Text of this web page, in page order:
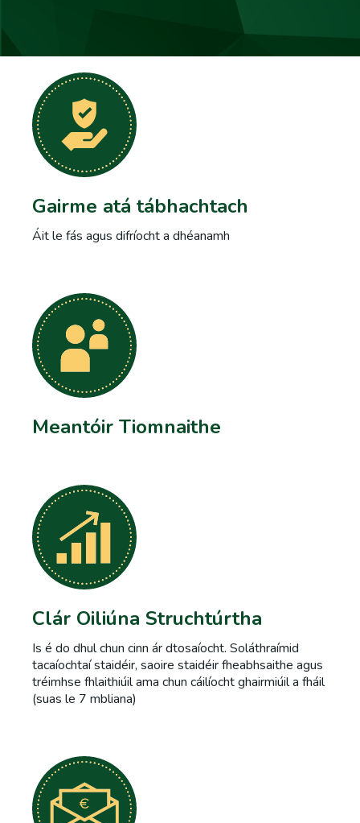
Gairme atá tábhachtach
Áit le fás agus difríocht a dhéanamh
Meantóir Tiomnaithe
Clár Oiliúna Struchtúrtha
Is é do dhul chun cinn ár dtosaíocht. Soláthraímid
tacaíochtaí staidéir, saoire staidéir fheabhsaithe agus
tréimhse fhlaithiúil ama chun cáilíocht ghairmiúil a fháil
(suas le 7 mbliana)